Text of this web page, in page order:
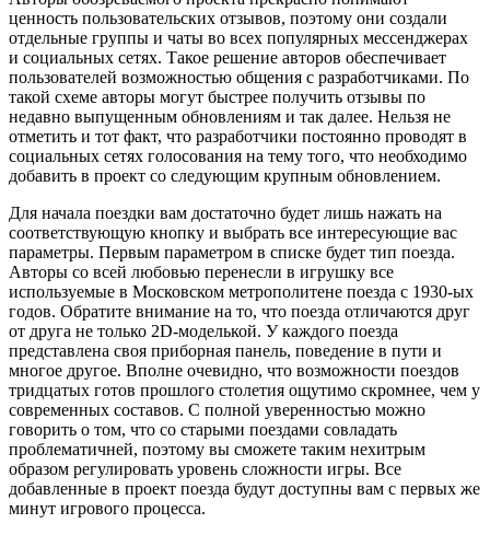
ценность пользовательских отзывов, поэтому они создали
отдельные группы и чаты во всех популярных мессенджерах
и социальных сетях. Такое решение авторов обеспечивает
пользователей возможностью общения с разработчиками. По
такой схеме авторы могут быстрее получить отзывы по
недавно выпущенным обновлениям и так далее. Нельзя не
отметить и тот факт, что разработчики постоянно проводят в
социальных сетях голосования на тему того, что необходимо
добавить в проект со следующим крупным обновлением.
Для начала поездки вам достаточно будет лишь нажать на
соответствующую кнопку и выбрать все интересующие вас
параметры. Первым параметром в списке будет тип поезда.
Авторы со всей любовью перенесли в игрушку все
используемые в Московском метрополитене поезда с 1930-ых
годов. Обратите внимание на то, что поезда отличаются друг
от друга не только 2D-моделькой. У каждого поезда
представлена своя приборная панель, поведение в пути и
многое другое. Вполне очевидно, что возможности поездов
тридцатых готов прошлого столетия ощутимо скромнее, чем у
современных составов. С полной уверенностью можно
говорить о том, что со старыми поездами совладать
проблематичней, поэтому вы сможете таким нехитрым
образом регулировать уровень сложности игры. Все
добавленные в проект поезда будут доступны вам с первых же
минут игрового процесса.